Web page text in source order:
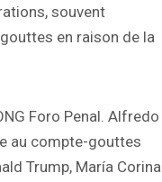
souvent
en raison de la
Foro Penal. Alfredo
au compte-gouttes
Trump, María Corina